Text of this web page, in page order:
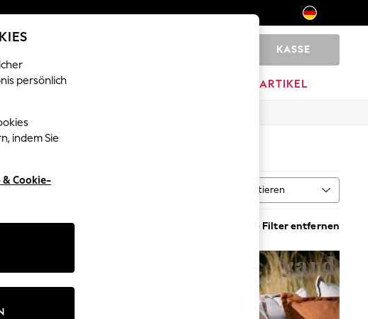
KASSE
HOME AUSVERKAUFSARTIKEL
Sortieren
Alle Filter entfernen
persönlich
indem Sie
Cookie-